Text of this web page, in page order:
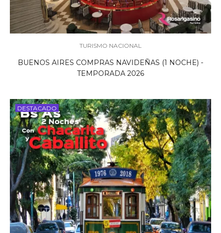
TURISMO NACIONAL
BUENOS AIRES COMPRAS NAVIDEÑAS (1 NOCHE) -
TEMPORADA 2026
DESTACADO